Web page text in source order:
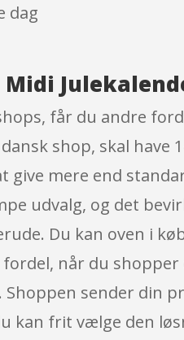
dag
får du andre
shop, skal
give mere end
udvalg, og det
Du kan oven i
når du
Shoppen sender din
kan frit vælge den